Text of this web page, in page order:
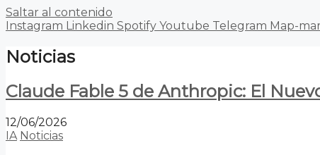
Saltar al contenido
Instagram Linkedin Spotify Youtube Telegram Map-
Noticias
Claude Fable 5 de Anthropic: El
12/06/2026
IA Noticias